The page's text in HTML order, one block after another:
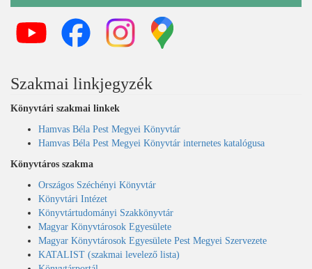
Szakmai linkjegyzék
Könyvtári szakmai linkek
Hamvas Béla Pest Megyei Könyvtár
Hamvas Béla Pest Megyei Könyvtár internetes katalógusa
Könyvtáros szakma
Országos Széchényi Könyvtár
Könyvtári Intézet
Könyvtártudományi Szakkönyvtár
Magyar Könyvtárosok Egyesülete
Magyar Könyvtárosok Egyesülete Pest Megyei Szervezete
KATALIST (szakmai levelező lista)